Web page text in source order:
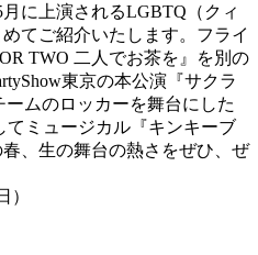
に上演されるLGBTQ（クィ
てご紹介いたします。フライ
TWO 二人でお茶を』を別の
東京の本公演『サクラ
ムのロッカーを舞台にした
てミュージカル『キンキーブ
、生の舞台の熱さをぜひ、ぜ
）